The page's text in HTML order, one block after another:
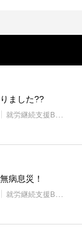
ました??
就労継続支援B型・ニコサービス
病息災！
就労継続支援B型・ニコサービス